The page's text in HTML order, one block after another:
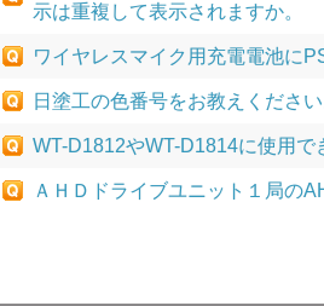
示は重複して表示されますか。
ワイヤレスマイク用充電電池に
日塗工の色番号をお教えください
WT-D1812やWT-D1814に使用
ＡＨＤドライブユニット１局の